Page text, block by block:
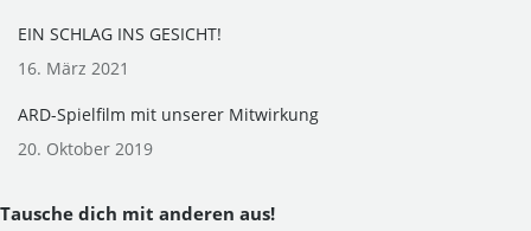
EIN SCHLAG INS GESICHT!
16. März 2021
ARD-Spielfilm mit unserer Mitwirkung
20. Oktober 2019
Tausche dich mit anderen aus!